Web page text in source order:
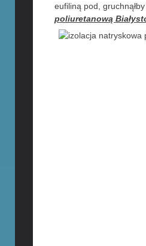
eufiliną pod,
poliuretanową